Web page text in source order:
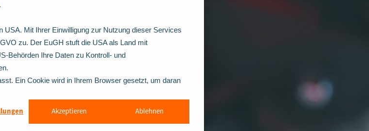
.
USA. Mit Ihrer Einwilligung zur Nutzung dieser Services
zu. Der EuGH stuft die USA als Land mit
Behörden Ihre Daten zu Kontroll- und
Ein Cookie wird in Ihrem Browser gesetzt, um daran
Akzeptieren Ablehnen